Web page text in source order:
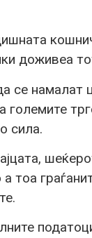
доживеа
се намалат
големите
сила.
а тоа